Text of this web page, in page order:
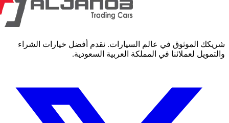
الموثوق في عالم السيارات. نقدم أفضل خيارات الشراء
لعملائنا في المملكة العربية السعودية.